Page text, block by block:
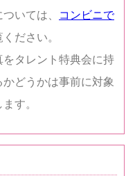
いては、
コンビニで
ださい。
タレント特典会に持
どうかは事前に対象
す。